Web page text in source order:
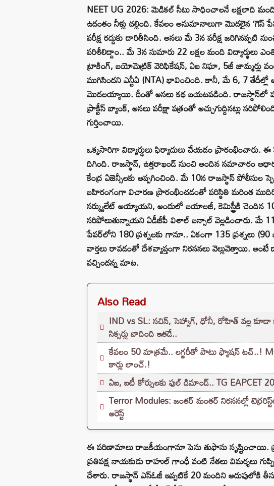
NEET UG 2026: మెడికల్ సీటు సాధించాలనే లక్షలాది
ఉదంతం నీళ్లు చల్లింది. కేవలం అనుమానాలుగా మొదలైన ‘గెస్
పరీక్ష రద్దుకు దారితీసింది. అసలు మే 3న పరీక్ష జరిగినప్పటి
పరిశీలిద్దాం.. మే 3న సుమారు 22 లక్షల మంది
ట్రాకింగ్, బయోమెట్రిక్ వెరిఫికేషన్, ఏఐ నిఘా, 5జీ జామ్మర్లు
ముగిసిందని ఎన్టీఏ (NTA) భావించింది. కానీ, మే 6, 7 తేదీల్లో
మొదలయ్యాయి. దీంతో అసలు కథ బయటపడింది. రాజస్థాన్‌లో
ప్రాక్టీస్ బ్యాంక్, అసలు పరీక్షా పత్రంతో అచ్చుగుద్దినట్లు
గుర్తించాయి.
ఒక్కసారిగా విద్యార్థులు ఫిర్యాదులు చేయడం ప్రారంభించారు.
దిగింది. రాజస్థాన్, ఉత్తరాఖండ్ నుంచి అందిన సమాచారం
కేంద్ర ఏజెన్సీలకు అప్పగించింది. మే 10న రాజస్థాన్ పోలీసుల
బహిరంగంగా విచారణ ప్రారంభించడంతో పరిస్థితి మరింత
సర్క్యులేట్ అయ్యాయని, అందులో బయాలజీ, కెమిస్ట్రీకి చెందిన
సరిపోలుతున్నాయని ఏడీజీపీ విశాల్ బన్సాల్ వెల్లడించారు. మే
పేపర్‌లోని 180 ప్రశ్నలకు గానూ.. ఏకంగా 135 ప్రశ్నలు
వార్తలు రావడంతో దేశవ్యాప్తంగా నిరసనలు వెల్లువెత్తాయి.
వచ్చిందన్న మాట.
Also Read
IND vs SL: సచిన్, సెహ్వాగ్, ధోనీ, రోహిత్‌ వల్ల కూడా
సిక్సర్లు బాదింది ఇతడే..
కేవలం 50 మాత్రమే.. లగ్జరీతో పాటు ఫ్యాషన్ టచ్..!
కార్లు లాంచ్.!
ఏఐ, ఐటీ కోర్సులకు ఫుల్ డిమాండ్.. TG EAPCET
Terror Modules: జంతర్ మంతర్ నిరసనల్లో
అరెస్ట్
ఈ పరిణామాలు రాజకీయంగానూ పెను తుఫాను సృష్టించాయి.
ప్రతిపక్ష నాయకుడు రాహుల్ గాంధీ వంటి నేతలు విమర్శలు
చేశారు. రాజస్థాన్ ఎస్ఓజీ ఇప్పటికే 20 మందిని అదుపులోకి